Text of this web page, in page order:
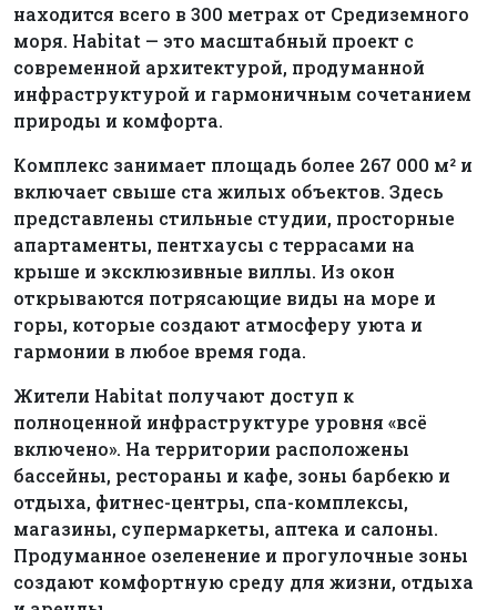
находится всего в 300 метрах от Средиземного
моря. Habitat — это масштабный проект с
современной архитектурой, продуманной
инфраструктурой и гармоничным сочетанием
природы и комфорта.
Комплекс занимает площадь более 267 000 м² и
включает свыше ста жилых объектов. Здесь
представлены стильные студии, просторные
апартаменты, пентхаусы с террасами на
крыше и эксклюзивные виллы. Из окон
открываются потрясающие виды на море и
горы, которые создают атмосферу уюта и
гармонии в любое время года.
Жители Habitat получают доступ к
полноценной инфраструктуре уровня «всё
включено». На территории расположены
бассейны, рестораны и кафе, зоны барбекю и
отдыха, фитнес-центры, спа-комплексы,
магазины, супермаркеты, аптека и салоны.
Продуманное озеленение и прогулочные зоны
создают комфортную среду для жизни, отдыха